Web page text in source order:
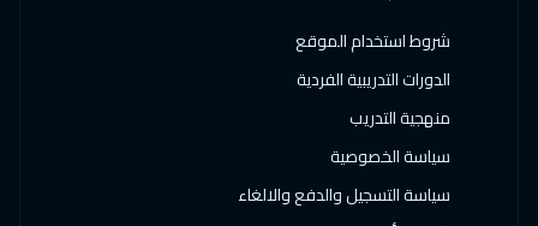
شروط استخدام الموقع
الدورات التدريبية الفردية
منهجية التدريب
سياسة الخصوصية
سياسة التسجيل والدفع والالغاء